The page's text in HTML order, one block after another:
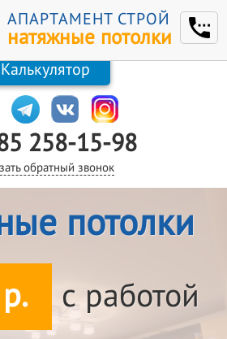
АПАРТАМЕНТ СТРОЙ
натяжные потолки
Калькулятор
258-15-98
обратный звонок
потолки
с работой